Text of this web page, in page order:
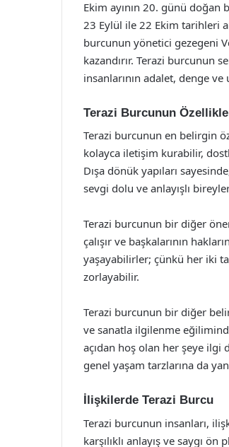
Ekim ayının 20. günü doğan
23 Eylül ile 22 Ekim tarihleri
burcunun yönetici gezegeni
kazandırır. Terazi burcunun
insanlarının adalet, denge ve
Terazi Burcunun
Terazi burcunun en belirgin
kolayca iletişim kurabilir,
Dışa dönük yapıları
sevgi dolu ve anlayışlı
Terazi burcunun bir diğer
çalışır ve başkalarının
yaşayabilirler; çünkü her iki
zorlayabilir.
Terazi burcunun bir diğer
ve sanatla ilgilenme
açıdan hoş olan her şeye ilgi
genel yaşam tarzlarına da
İlişkilerde Terazi Burcu
Terazi burcunun insanları,
karşılıklı anlayış ve saygı